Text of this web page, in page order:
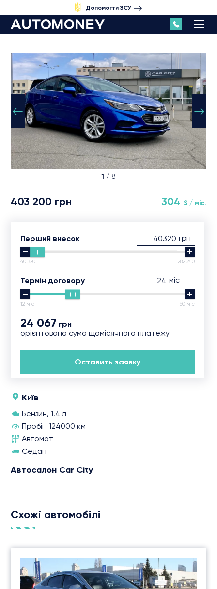
Допомогти ЗСУ
1 / 8
403 200 грн 304 $ / міс.
Перший внесок грн
40 320 282 240
Термін договору міс
12 міс 60 міс
24 067 грн
орієнтована сума щомісячного платежу
Оставить заявку
Київ
Бензин, 1.4 л
Пробіг: 124000 км
Автомат
Седан
Автосалон Car City
Схожі автомобілі